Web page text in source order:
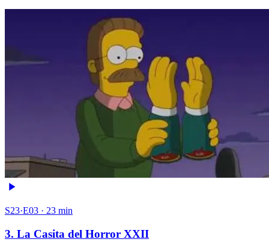
S23·E03 · 23 min
3. La Casita del Horror XXII